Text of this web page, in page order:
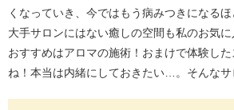
くなっていき、今ではもう病みつきになるほ
大手サロンにはない癒しの空間も私のお気に
おすすめはアロマの施術！おまけで体験し
ね！本当は内緒にしておきたい…。そんなサ